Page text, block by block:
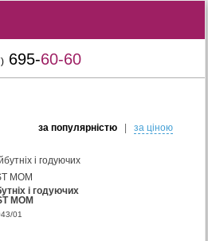
695-60-60
за популярнiстю| за цiною
і годуючих
MOM
01